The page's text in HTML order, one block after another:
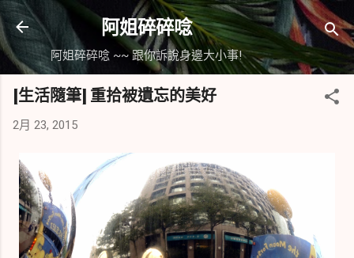
跳到主要內容
阿姐碎碎唸
阿姐碎碎唸 ~~ 跟你訴說身邊大小事!
[生活隨筆] 重拾被遺忘的美好
2月 23, 2015